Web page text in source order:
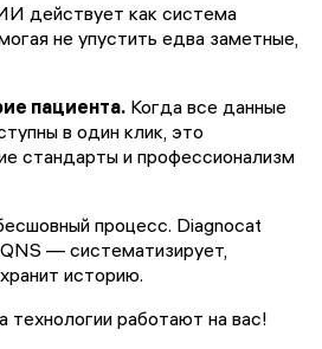
действует как система
не упустить едва заметные,
пациента. Когда все данные
в один клик, это
стандарты и профессионализм
процесс. Diagnocat
— систематизирует,
историю.
работают на вас!